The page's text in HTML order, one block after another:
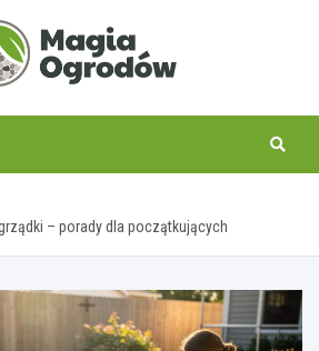
– porady dla początkujących